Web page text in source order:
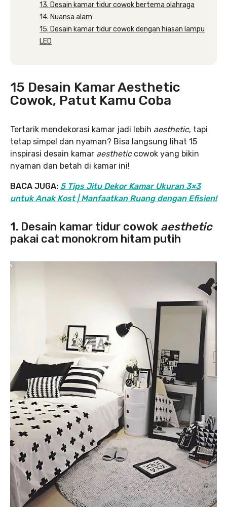
13. Desain kamar tidur cowok bertema olahraga
14. Nuansa alam
15. Desain kamar tidur cowok dengan hiasan lampu
LED
15 Desain Kamar Aesthetic
Cowok, Patut Kamu Coba
Tertarik mendekorasi kamar jadi lebih aesthetic, tapi
tetap simpel dan nyaman? Bisa langsung lihat 15
inspirasi desain kamar aestheticcowok yang bikin
nyaman dan betah di kamar ini!
BACA JUGA: 5 Tips Jitu Dekor Kamar Ukuran 3×3
untuk Anak Kost | Manfaatkan Ruang dengan Efisien!
1. Desain kamar tidur cowok aesthetic
pakai cat monokrom hitam putih